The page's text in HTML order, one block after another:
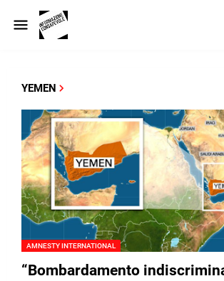
YEMEN
AMNESTY INTERNATIONAL
“Bombardamento